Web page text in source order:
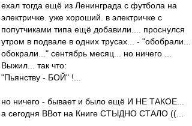
ехал тогда ещё из Ленинграда с футбола на
электричке. уже хороший. в электричке с
попутчиками типа ещё добавили.... проснулся
утром в подвале в одних трусах... - "обобрали...
обокрали..." сентябрь месяц... но ничего ...
Выжил... так что:
"Пьянству - БОЙ" !...
но ничего - бывает и было ещё И НЕ ТАКОЕ...
а сегодня ВВот на Книге СТЫДНО СТАЛО ((...